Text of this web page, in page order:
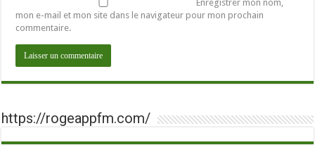
Enregistrer mon nom,
mon e-mail et mon site dans le navigateur pour mon prochain
commentaire.
https://rogeappfm.com/